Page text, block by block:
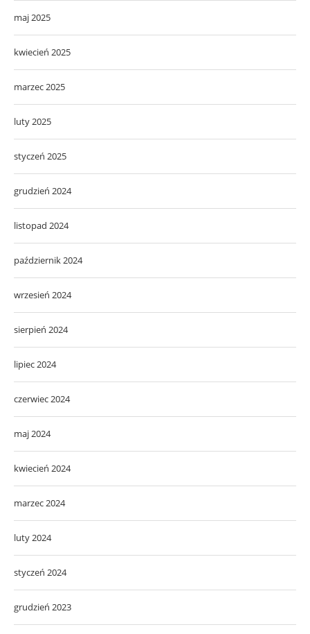
maj 2025
kwiecień 2025
marzec 2025
luty 2025
styczeń 2025
grudzień 2024
listopad 2024
październik 2024
wrzesień 2024
sierpień 2024
lipiec 2024
czerwiec 2024
maj 2024
kwiecień 2024
marzec 2024
luty 2024
styczeń 2024
grudzień 2023